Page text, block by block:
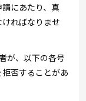
にあたり、真
ればなりませ
が、以下の各号
否することがあ